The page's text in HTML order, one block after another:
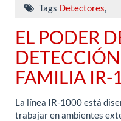
Tags Detectores
EL PODER
FAMILIA IR-
La línea IR-1000 está
trabajar en ambientes